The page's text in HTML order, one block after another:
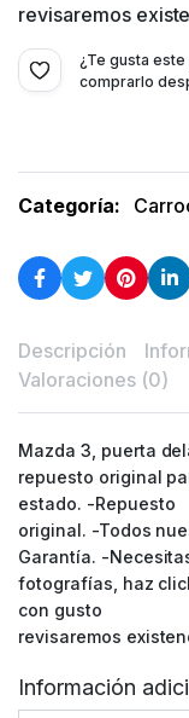
revisaremos
¿Te gusta
comprarlo
Categoría:
Descripción
Valoraciones (0)
Mazda 3, puerta
repuesto original
estado. -Repuesto
original. -Todos
Garantía. -
fotografías, haz
con gusto
revisaremos
Información